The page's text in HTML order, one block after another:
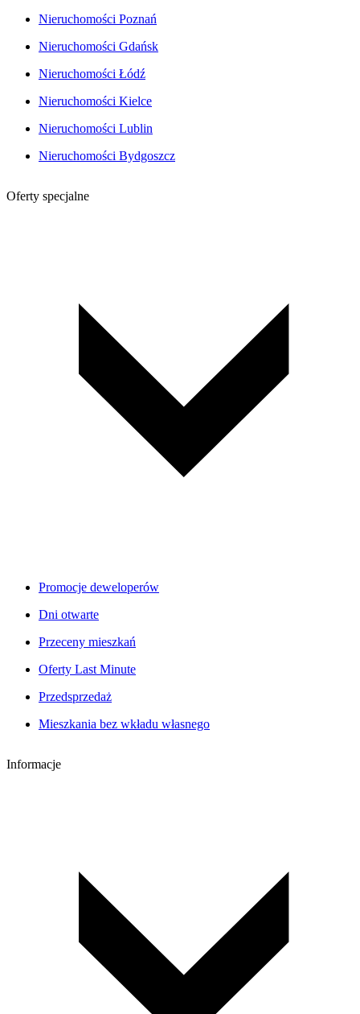
Nieruchomości Poznań
Nieruchomości Gdańsk
Nieruchomości Łódź
Nieruchomości Kielce
Nieruchomości Lublin
Nieruchomości Bydgoszcz
Oferty specjalne
Promocje deweloperów
Dni otwarte
Przeceny mieszkań
Oferty Last Minute
Przedsprzedaż
Mieszkania bez wkładu własnego
Informacje